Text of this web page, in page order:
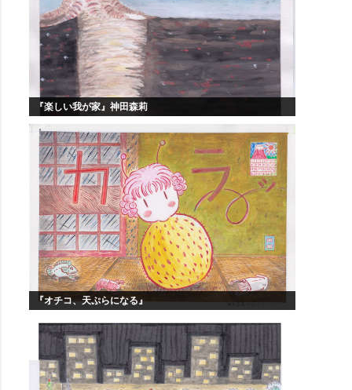
『楽しい我が家』神田森莉
『オチコ、天ぷらになる』